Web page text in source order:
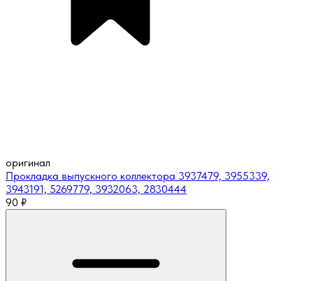
оригинал
Прокладка выпускного коллектора 3937479, 3955339,
3943191, 5269779, 3932063, 2830444
90 ₽